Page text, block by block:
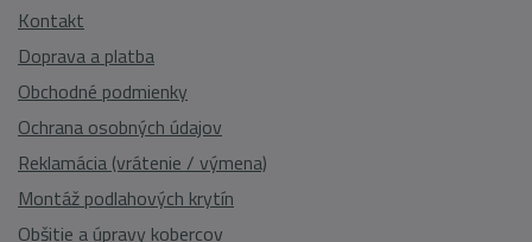
Kontakt
Doprava a platba
Obchodné podmienky
Ochrana osobných údajov
Reklamácia (vrátenie / výmena)
Montáž podlahových krytín
Obšitie a úpravy kobercov